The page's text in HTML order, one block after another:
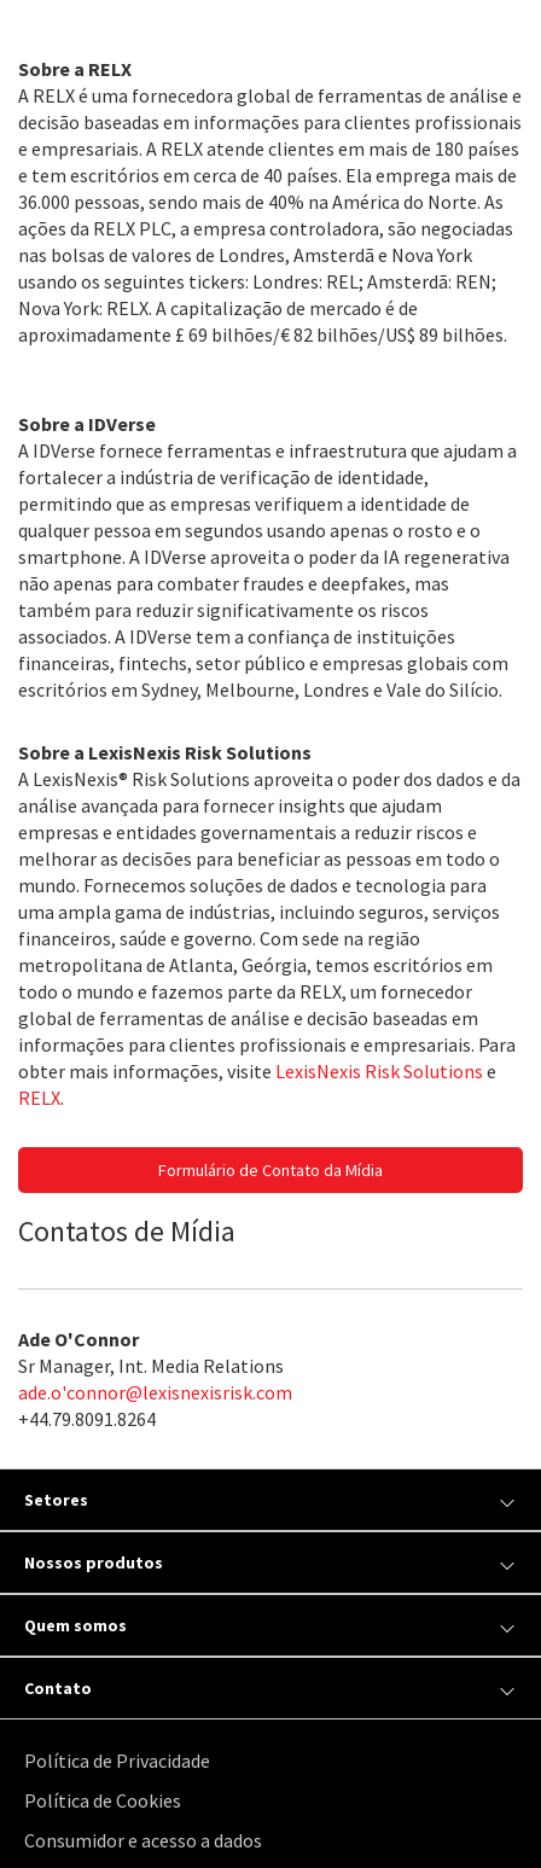
Sobre a RELX
A RELX é uma fornecedora global de ferramentas de análise e
decisão baseadas em informações para clientes profissionais
e empresariais. A RELX atende clientes em mais de 180 países
e tem escritórios em cerca de 40 países. Ela emprega mais de
36.000 pessoas, sendo mais de 40% na América do Norte. As
ações da RELX PLC, a empresa controladora, são negociadas
nas bolsas de valores de Londres, Amsterdã e Nova York
usando os seguintes tickers: Londres: REL; Amsterdã: REN;
Nova York: RELX. A capitalização de mercado é de
aproximadamente £ 69 bilhões/€ 82 bilhões/US$ 89 bilhões.
Sobre a IDVerse
A IDVerse fornece ferramentas e infraestrutura que ajudam a
fortalecer a indústria de verificação de identidade,
permitindo que as empresas verifiquem a identidade de
qualquer pessoa em segundos usando apenas o rosto e o
smartphone. A IDVerse aproveita o poder da IA regenerativa
não apenas para combater fraudes e deepfakes, mas
também para reduzir significativamente os riscos
associados. A IDVerse tem a confiança de instituições
financeiras, fintechs, setor público e empresas globais com
escritórios em Sydney, Melbourne, Londres e Vale do Silício.
Sobre a LexisNexis Risk Solutions
A LexisNexis® Risk Solutions aproveita o poder dos dados e da
análise avançada para fornecer insights que ajudam
empresas e entidades governamentais a reduzir riscos e
melhorar as decisões para beneficiar as pessoas em todo o
mundo. Fornecemos soluções de dados e tecnologia para
uma ampla gama de indústrias, incluindo seguros, serviços
financeiros, saúde e governo. Com sede na região
metropolitana de Atlanta, Geórgia, temos escritórios em
todo o mundo e fazemos parte da RELX, um fornecedor
global de ferramentas de análise e decisão baseadas em
informações para clientes profissionais e empresariais. Para
obter mais informações, visite LexisNexis Risk Solutions e
RELX.
Formulário de Contato da Mídia
Contatos de Mídia
Ade O'Connor
Sr Manager, Int. Media Relations
ade.o'connor@lexisnexisrisk.com
+44.79.8091.8264
Setores
Nossos produtos
Quem somos
Contato
Política de Privacidade
Política de Cookies
Consumidor e acesso a dados